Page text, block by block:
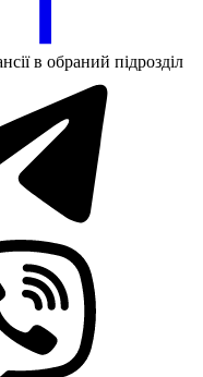
в обраний підрозділ